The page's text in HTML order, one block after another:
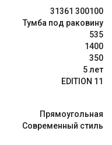
31361 300100
Тумба под раковину
535
1400
350
5 лет
EDITION 11
Прямоугольная
Современный стиль